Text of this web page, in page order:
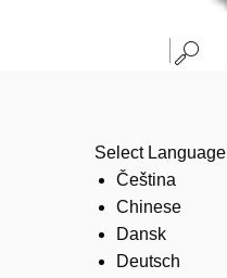
Select Language
Čeština
Chinese
Dansk
Deutsch